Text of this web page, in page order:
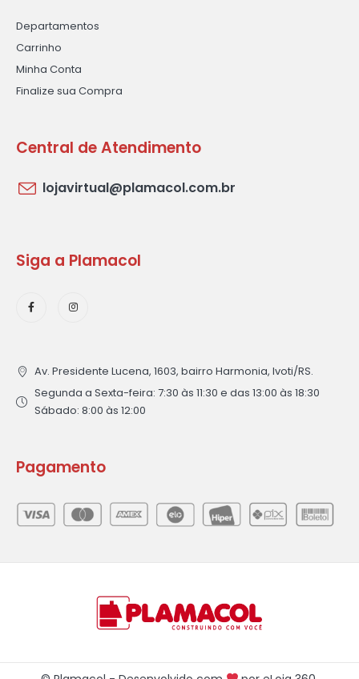
Departamentos
Carrinho
Minha Conta
Finalize sua Compra
Central de Atendimento
lojavirtual@plamacol.com.br
Siga a Plamacol
Av. Presidente Lucena, 1603, bairro Harmonia, Ivoti/RS.
Segunda a Sexta-feira: 7:30 às 11:30 e das 13:00 às 18:30
Sábado: 8:00 às 12:00
Pagamento